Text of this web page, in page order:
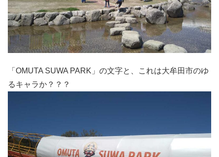
「OMUTA SUWA PARK」の文字と、これは大牟田市のゆ
るキャラか？？？